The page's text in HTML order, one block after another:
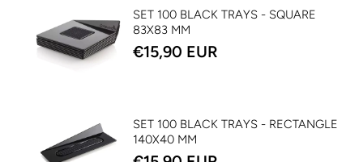
SET 100 BLACK TRAYS - SQUARE
83X83 MM
€15,90 EUR
SET 100 BLACK TRAYS - RECTANGLE
140X40 MM